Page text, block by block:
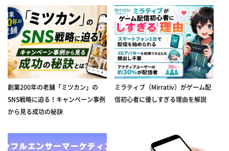
創業200年の老舗「ミツカン」の
SNS戦略に迫る！キャンペーン事例
から見る成功の秘訣
ミラティブ（Mirrativ）がゲーム配
信初心者に優しすぎる理由を解説